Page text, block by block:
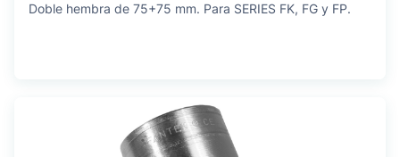
Doble hembra de 75+75 mm. Para SERIES FK, FG y FP.